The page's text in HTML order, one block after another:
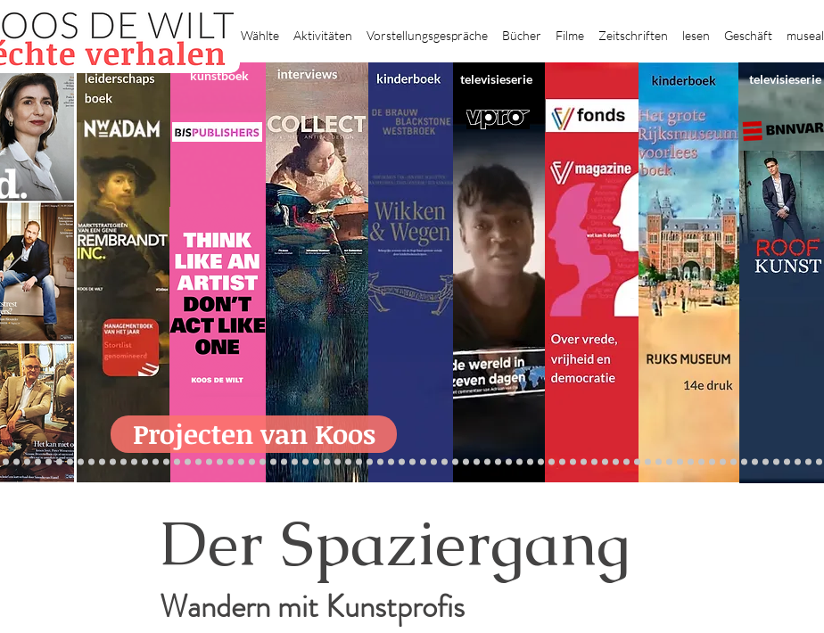
Heim Wählte Aktivitäten Vorstellungsgespräche Bücher Filme Zeitschriften lesen Geschäft museal
kunstboek televisieserie
Projecten van Koos
televisieserie
Der Spaziergang
Wandern mit Kunstprofis